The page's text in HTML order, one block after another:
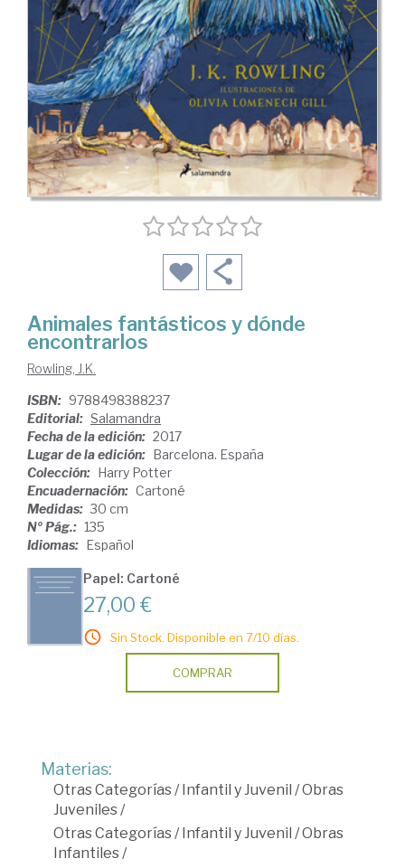
Animales fantásticos y dónde
encontrarlos
Rowling, J.K.
ISBN: 9788498388237
Editorial: Salamandra
Fecha de la edición: 2017
Lugar de la edición: Barcelona. España
Colección: Harry Potter
Encuadernación: Cartoné
Medidas: 30 cm
Nº Pág.: 135
Idiomas: Español
Papel: Cartoné
27,00 €
Sin Stock. Disponible en 7/10 días.
COMPRAR
Materias:
Otras Categorías /Infantil y Juvenil /Obras
Juveniles /
Otras Categorías /Infantil y Juvenil /Obras
Infantiles /